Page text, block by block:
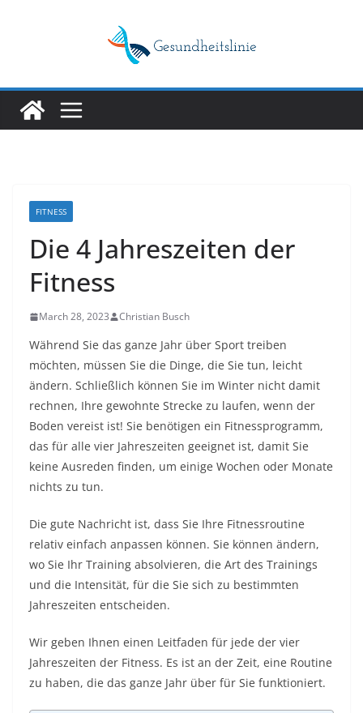
FITNESS
Die 4 Jahreszeiten der
Fitness
March 28, 2023 Christian Busch
Während Sie das ganze Jahr über Sport treiben
möchten, müssen Sie die Dinge, die Sie tun, leicht
ändern. Schließlich können Sie im Winter nicht damit
rechnen, Ihre gewohnte Strecke zu laufen, wenn der
Boden vereist ist! Sie benötigen ein Fitnessprogramm,
das für alle vier Jahreszeiten geeignet ist, damit Sie
keine Ausreden finden, um einige Wochen oder Monate
nichts zu tun.
Die gute Nachricht ist, dass Sie Ihre Fitnessroutine
relativ einfach anpassen können. Sie können ändern,
wo Sie Ihr Training absolvieren, die Art des Trainings
und die Intensität, für die Sie sich zu bestimmten
Jahreszeiten entscheiden.
Wir geben Ihnen einen Leitfaden für jede der vier
Jahreszeiten der Fitness. Es ist an der Zeit, eine Routine
zu haben, die das ganze Jahr über für Sie funktioniert.